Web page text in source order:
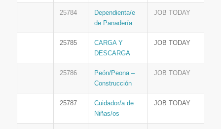
25784
Dependienta/e
de Panadería
JOB TODAY
25785
CARGA Y
DESCARGA
JOB TODAY
25786
Peón/Peona –
Construcción
JOB TODAY
25787
Cuidador/a de
Niñas/os
JOB TODAY